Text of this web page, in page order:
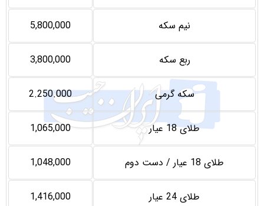
نیم سکه 5,800,000
ربع سکه 3,800,000
سکه گرمی 2.250.000
طلای 18 عیار 1,065,000
طلای 18 عیار / دست دوم 1,048,000
طلای 24 عیار 1,416,000